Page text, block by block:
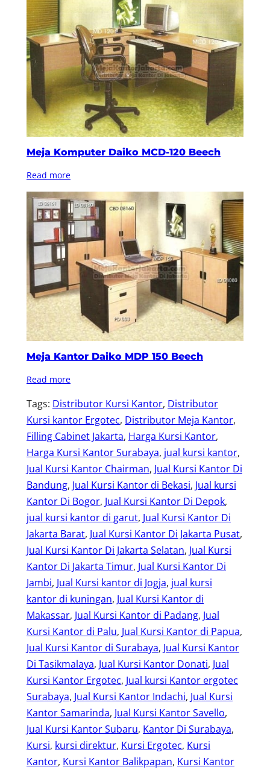
Meja Komputer Daiko MCD-120 Beech
Read more
Meja Kantor Daiko MDP 150 Beech
Read more
Tags: Distributor Kursi Kantor, Distributor
Kursi kantor Ergotec, Distributor Meja Kantor
Filling Cabinet Jakarta, Harga Kursi Kantor
Harga Kursi Kantor Surabaya, jual kursi kantor
Jual Kursi Kantor Chairman, Jual Kursi Kantor Di
Bandung, Jual Kursi Kantor di Bekasi, Jual kursi
Kantor Di Bogor, Jual Kursi Kantor Di Depok
jual kursi kantor di garut, Jual Kursi Kantor Di
Jakarta Barat, Jual Kursi Kantor Di Jakarta Pusat
Jual Kursi Kantor Di Jakarta Selatan, Jual Kursi
Kantor Di Jakarta Timur, Jual Kursi Kantor Di
Jambi, Jual Kursi kantor di Jogja, jual kursi
kantor di kuningan, Jual Kursi Kantor di
Makassar, Jual Kursi Kantor di Padang, Jual
Kursi Kantor di Palu, Jual Kursi Kantor di Papua
Jual Kursi Kantor di Surabaya, Jual Kursi Kantor
Di Tasikmalaya, Jual Kursi Kantor Donati, Jual
Kursi Kantor Ergotec, Jual kursi Kantor ergotec
Surabaya, Jual Kursi Kantor Indachi, Jual Kursi
Kantor Samarinda, Jual Kursi Kantor Savello
Jual Kursi Kantor Subaru, Kantor Di Surabaya
Kursi, kursi direktur, Kursi Ergotec, Kursi
Kantor, Kursi Kantor Balikpapan, Kursi Kantor